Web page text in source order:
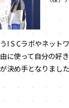
I S Cラボやネット
に使って自分の好
決め手となりました